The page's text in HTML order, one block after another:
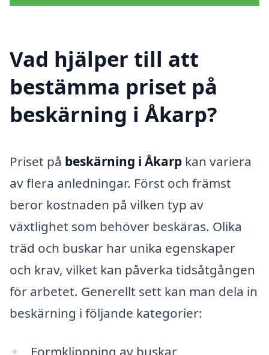
Vad hjälper till att
bestämma priset på
beskärning i Åkarp?
Priset på beskärning i Åkarp kan variera
av flera anledningar. Först och främst
beror kostnaden på vilken typ av
växtlighet som behöver beskäras. Olika
träd och buskar har unika egenskaper
och krav, vilket kan påverka tidsåtgången
för arbetet. Generellt sett kan man dela in
beskärning i följande kategorier:
Formklippning av buskar